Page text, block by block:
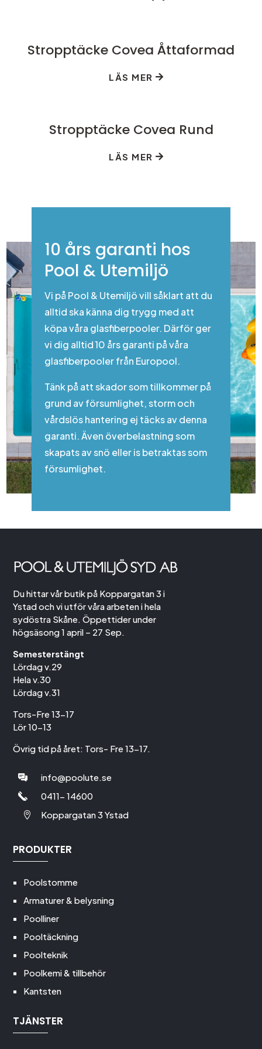
Stropptäcke Covea Åttaformad
LÄS MER
Stropptäcke Covea Rund
LÄS MER
10 års garanti hos
Pool & Utemiljö
Vi på Pool & Utemiljö vill såklart att du
alltid ska känna dig trygg med att
köpa våra glasfiberpooler. Därför ger
vi dig alltid 10 års garanti på våra
glasfiberpooler från Europool.
Tänk på att skador som tillkommer på
grund av försumlighet, storm och
vårdslös hantering ej täcks av denna
garanti. Även överbelastning som
skapats av snö eller is betraktas som
försumlighet.
Du hittar vår butik på Koppargatan 3 i
Ystad och vi utför våra arbeten i hela
sydöstra Skåne. Öppettider under
högsäsong 1 april – 27 Sep.
Semesterstängt
Lördag v.29
Hela v.30
Lördag v.31
Tors-Fre 13-17
Lör 10-13
Övrig tid på året: Tors- Fre 13-17.
info@poolute.se
0411- 14600
 Koppargatan 3 Ystad
PRODUKTER
Poolstomme
Armaturer & belysning
Poolliner
Pooltäckning
Poolteknik
Poolkemi & tillbehör
Kantsten
TJÄNSTER